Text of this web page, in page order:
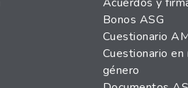
Bonos ASG
Cuestionario
Cuestionario
género